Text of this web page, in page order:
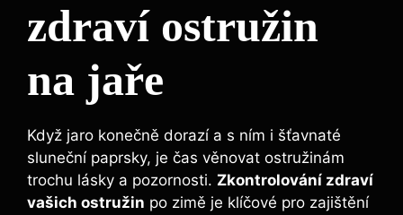
zdraví ostružin
na jaře
Když jaro konečně dorazí a s ním i šťavnaté
sluneční paprsky, je čas věnovat ostružinám
trochu lásky a pozornosti. Zkontrolování zdraví
vašich ostružin po zimě je klíčové pro zajištění